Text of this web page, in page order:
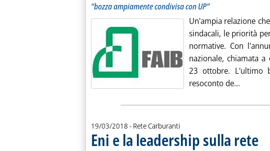
“bozza ampiamente condivisa con UP”
Un'ampia relazione
sindacali, le priorità
normative. Con
nazionale, chiamata
23 ottobre. L'ultimo
resoconto de... Leggi
19/03/2018 - Rete Carburanti
Eni e la leadership sulla rete